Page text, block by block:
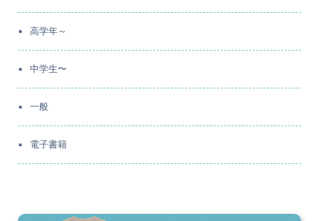
高学年～
中学生〜
一般
電子書籍